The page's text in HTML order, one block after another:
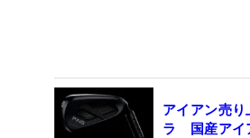
アイアン売
ラ 国産アイ